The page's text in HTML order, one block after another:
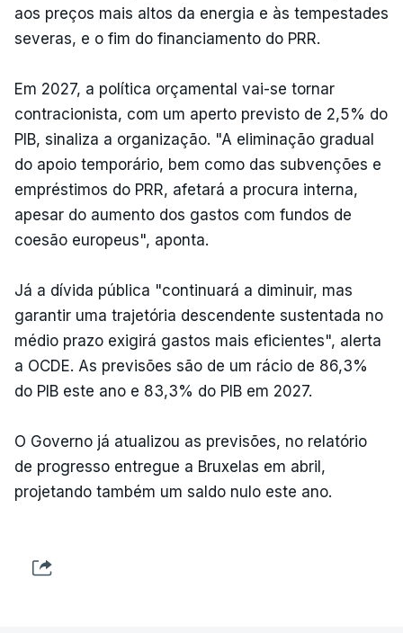
aos preços mais altos da energia e às tempestades
severas, e o fim do financiamento do PRR.
Em 2027, a política orçamental vai-se tornar
contracionista, com um aperto previsto de 2,5% do
PIB, sinaliza a organização. "A eliminação gradual
do apoio temporário, bem como das subvenções e
empréstimos do PRR, afetará a procura interna,
apesar do aumento dos gastos com fundos de
coesão europeus", aponta.
Já a dívida pública "continuará a diminuir, mas
garantir uma trajetória descendente sustentada no
médio prazo exigirá gastos mais eficientes", alerta
a OCDE. As previsões são de um rácio de 86,3%
do PIB este ano e 83,3% do PIB em 2027.
O Governo já atualizou as previsões, no relatório
de progresso entregue a Bruxelas em abril,
projetando também um saldo nulo este ano.